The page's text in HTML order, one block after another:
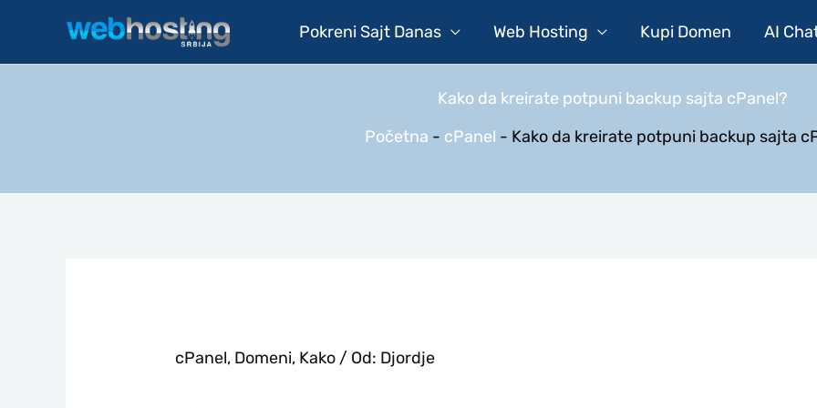
Pokreni Sajt Danas Web Hosting Kupi Domen AI
Kako da kreirate potpuni backup sajta cPanel?
Početna - cPanel - Kako da kreirate potpuni backup sajta
cPanel, Domeni, Kako / Od: Djordje